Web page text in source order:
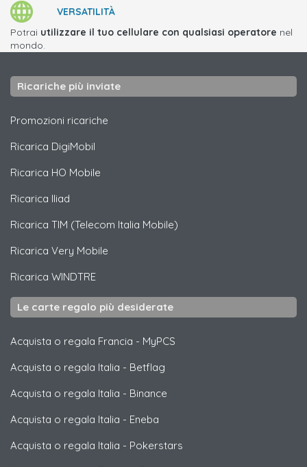
VERSATILITÀ
Potrai utilizzare il tuo cellulare con qualsiasi operatore nel
mondo.
Ricariche più inviate
Promozioni ricariche
Ricarica DigiMobil
Ricarica HO Mobile
Ricarica Iliad
Ricarica TIM (Telecom Italia Mobile)
Ricarica Very Mobile
Ricarica WINDTRE
Le carte regalo più desiderate
Acquista o regala Francia - MyPCS
Acquista o regala Italia - Betflag
Acquista o regala Italia - Binance
Acquista o regala Italia - Eneba
Acquista o regala Italia - Pokerstars